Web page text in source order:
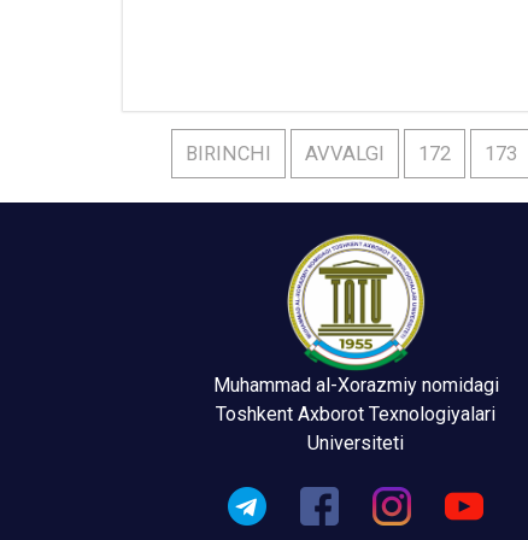
BIRINCHI AVVALGI 172 173
Muhammad al-Xorazmiy nomidagi
Toshkent Axborot Texnologiyalari
Universiteti